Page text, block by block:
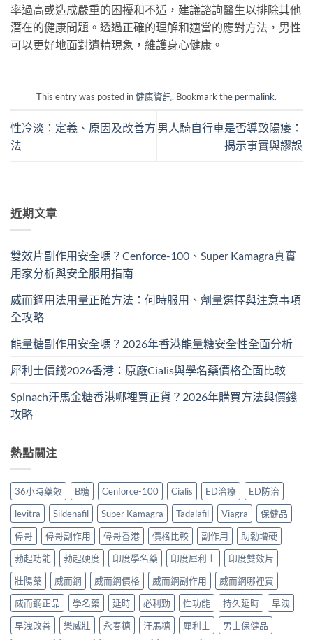
率過高或造成嚴重的困擾和不适，建議諮詢醫生以排除其他
潛在的健康問題。透過正確的理解和適當的應對方法，男性
可以更好地面對遺精現象，維護身心健康。
This entry was posted in健康資訊. Bookmark the permalink.
性冷淡：定義、原因及改善方
法
男人騎自行車是否導致陽痿：
揭示事實與謬誤
近期文章
雙效片副作用安全嗎？Cenforce-100、Super Kamagra真實
用家分析與安全服用指南
威而鋼用法用量正確方法：何時服用、劑量選擇與注意事項
全攻略
能量糖副作用安全嗎？2026年香港能量糖安全性全面分析
犀利士價錢2026香港：原廠Cialis與學名藥價格全面比較
Spinach汗馬金糖香港哪裡買正貨？2026年購買方法與價錢
攻略
熱點關注
36小時藥效 B糖 Cenforce-100 Cialis ED治療
ED防治
levitra
Sildenafil Super Kamagra Tadalafil Viagra
保健品
偉哥
偉哥副作用 偉哥香港 價格比較 副作用
助勃增硬
勃起功能
勃起硬度 印度學名藥 印度犀利士
印度雙效片
壯陽藥
威而鋼 威而鋼價格 威而鋼副作用
威而鋼哪裡買
威而鋼正品
學名藥 延時 必利勁 性功能 持久延時
早洩
早洩改善
樂威壯 永春糖 汗馬糖 犀利士 男士保健品